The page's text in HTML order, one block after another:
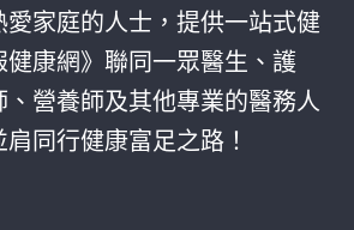
愛家庭的人士，提供一站式健
康網》聯同一眾醫生、護
、營養師及其他專業的醫務人
同行健康富足之路！